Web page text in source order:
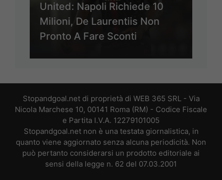
United: Napoli Richiede 10
Milioni, De Laurentiis Non
Pronto A Fare Sconti
Stopandgoal.net di proprietà di WEB 365 SRL - Via
Nicola Marchese 10, 00141 Roma (RM) - Codice Fiscale
e Partita I.V.A. 12279101005
Stopandgoal.net non è una testata giornalistica, in
quanto viene aggiornato senza alcuna periodicità. Non
può pertanto considerarsi un prodotto editoriale ai
sensi della legge n. 62 del 07.03.2001